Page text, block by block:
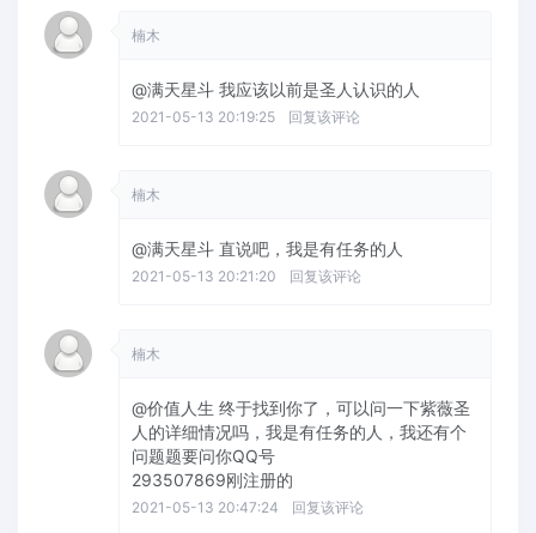
楠木
@满天星斗 我应该以前是圣人认识的人
2021-05-13 20:19:25 回复该评论
楠木
@满天星斗 直说吧，我是有任务的人
2021-05-13 20:21:20 回复该评论
楠木
@价值人生 终于找到你了，可以问一下紫薇圣
人的详细情况吗，我是有任务的人，我还有个
问题题要问你QQ号
293507869刚注册的
2021-05-13 20:47:24 回复该评论